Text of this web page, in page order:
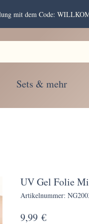
mit dem Code:
Sets & mehr
UV Gel Folie
Artikelnummer:
9,99 €Preis